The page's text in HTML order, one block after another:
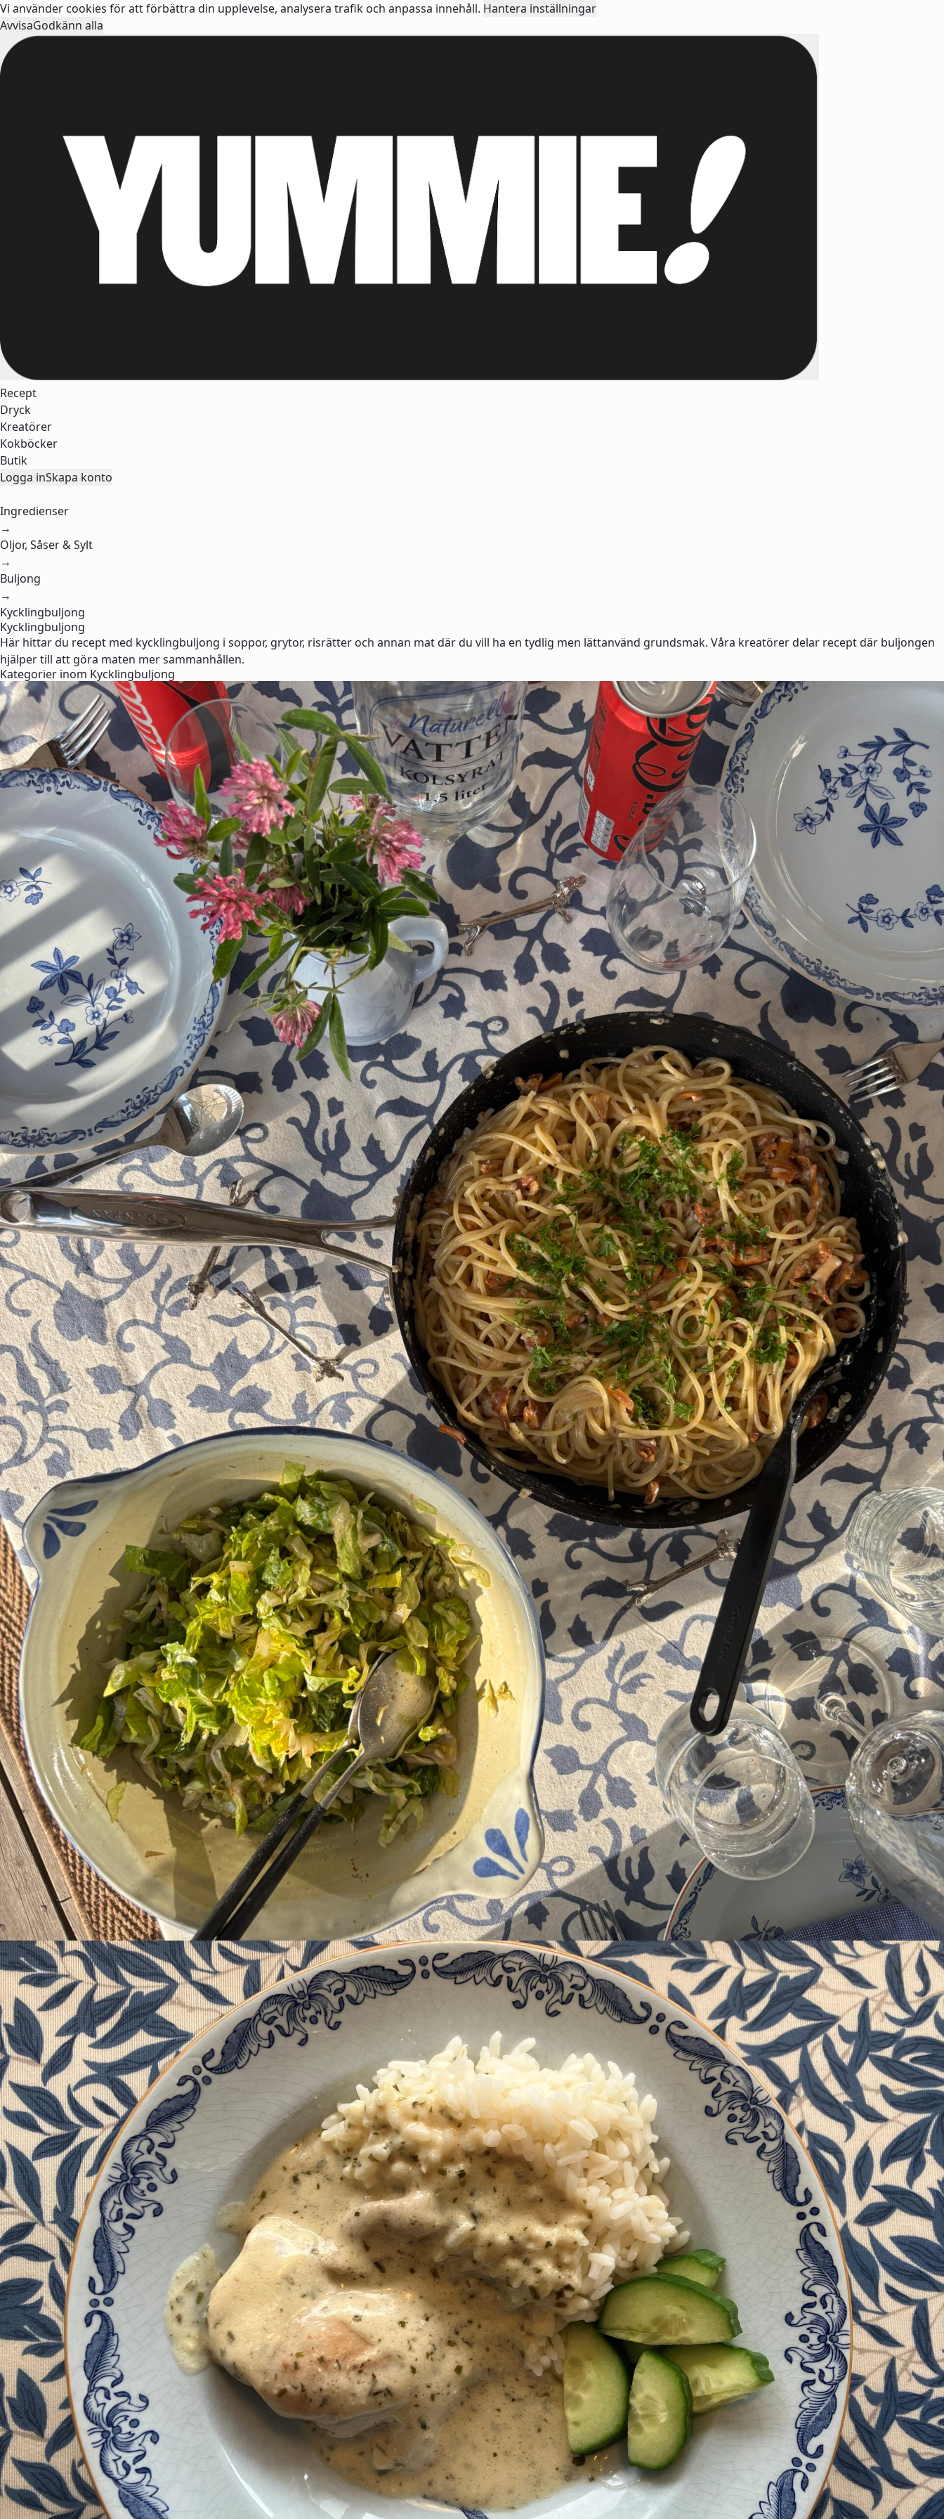
Vi använder cookies för att förbättra din upplevelse, analysera trafik och anpassa innehåll. Hantera inställningar
AvvisaGodkänn alla
Recept
Dryck
Kreatörer
Kokböcker
Butik
Logga inSkapa konto
Ingredienser
→
Oljor, Såser & Sylt
→
Buljong
→
Kycklingbuljong
Kycklingbuljong
Här hittar du recept med kycklingbuljong i soppor, grytor, risrätter och annan mat där du vill ha en tydlig men lättanvänd grundsmak. Våra kreatörer delar recept där buljongen
hjälper till att göra maten mer sammanhållen.
Kategorier inom Kycklingbuljong